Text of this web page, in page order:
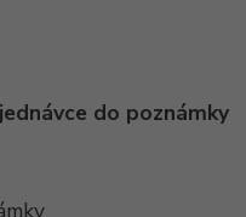
do poznámky